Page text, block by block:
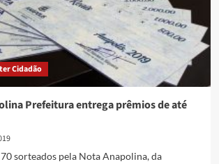
Cidadão
Prefeitura entrega prêmios de até
sorteados pela Nota Anapolina, da